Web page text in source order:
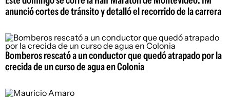
anunció cortes de tránsito y detalló el recorrido de la carrera
Bomberos rescató a un conductor que quedó atrapado por la
crecida de un curso de agua en Colonia